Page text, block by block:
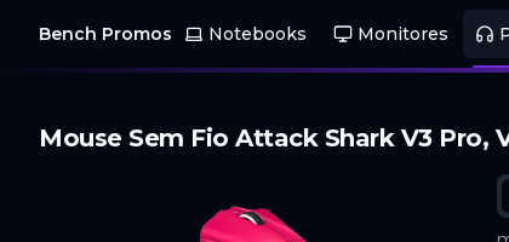
Bench Promos Notebooks Monitores
Mouse Sem Fio Attack Shark V3 Pro,